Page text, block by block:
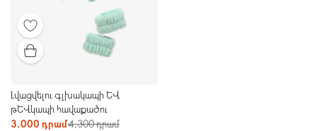
Լվացվելու գլխակապի և
թևկապի հավաքածու
3,000 դրամ4,300 դրամ